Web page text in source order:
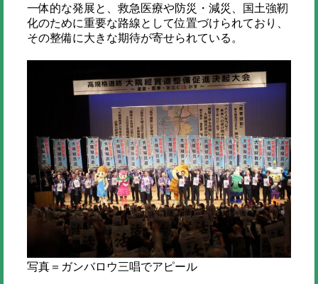
一体的な発展と、救急医療や防災・減災、国土強靭
化のために重要な路線として位置づけられており、
その整備に大きな期待が寄せられている。
写真＝ガンバロウ三唱でアピール